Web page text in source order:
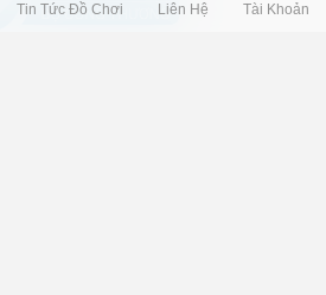
Tin Tức Đồ Chơi Liên Hệ Tài Khoản